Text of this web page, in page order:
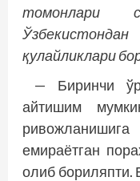
томонлари
қулайликлари
— Биринчи
айтишим
емираётган
олиб